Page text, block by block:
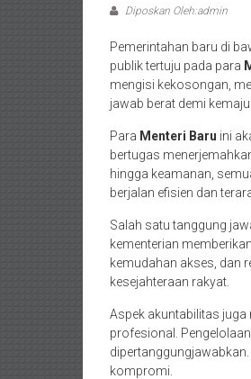
Diposkan Oleh:admin
Pemerintahan baru di
publik tertuju pada para
mengisi kekosongan,
jawab berat demi
Para Menteri Baru ini
bertugas
hingga keamanan,
berjalan efisien dan
Salah satu tanggung
kementerian
kemudahan akses, dan
kesejahteraan rakyat.
Aspek akuntabilitas juga
profesional.
kompromi.